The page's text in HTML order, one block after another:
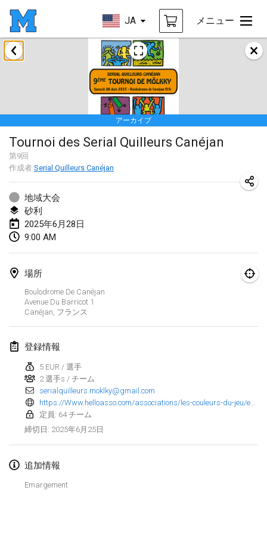
JA メニュー
アーカイブ
Tournoi des Serial Quilleurs Canéjan
第9回
作成者 Serial Quilleurs Canéjan
地域大会
砂利
2025年6月28日
9:00 AM
場所
Boulodrome De Canéjan
Avenue Du Barricot 1
Canéjan フランス
登録情報
5 EUR / 選手
2 選手s / チーム
serialquilleurs.moklky@gmail.com
定員: 64 チーム
締切日 : 2025年6月25日
追加情報
Emargement
2025年1月
Tournoi Mixte ASPTTOM
2025年1月18日|フランス
Indoor Polish Open 2025 - Singles
2025年1月18日|ポーランド
Tournoi de St Max
2025年1月19日|フランス
Indoor Polish Open 2025 - Doubles
2025年1月19日
Tournoi de Mölkky - Lesfous Dubâtonvaigeois
2025年1月25日
2025年2月
US Mölkky Winter
2025年2月7日
Open des vendanges tardives
2025年2月8日|
Indoor de la CASAS
2025年2月15日|フランス
2025年2月15日